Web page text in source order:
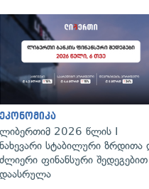
ეკონომიკა
ლიბერთიმ 2026 წლის I
ნახევარი სტაბილური ზრდითა
ძლიერი ფინანსური შედეგებით
დაასრულა